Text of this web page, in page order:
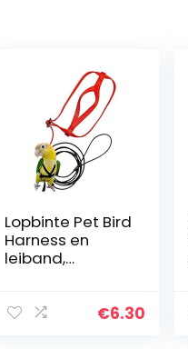
Lopbinte Pet Bird
Harness en
leiband,
harnas riem –
€6.30